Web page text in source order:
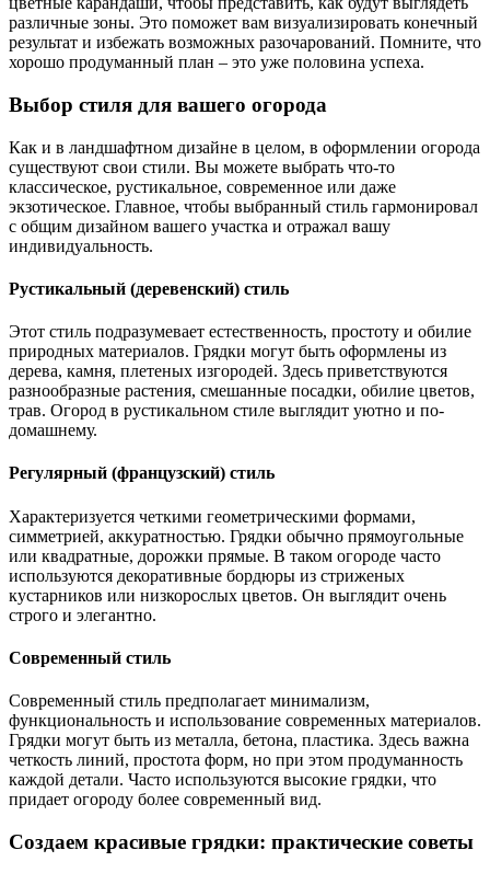
различные зоны. Это поможет вам визуализировать конечный
результат и избежать возможных разочарований. Помните, что
хорошо продуманный план – это уже половина успеха.
Выбор стиля для вашего огорода
Как и в ландшафтном дизайне в целом, в оформлении огорода
существуют свои стили. Вы можете выбрать что-то
классическое, рустикальное, современное или даже
экзотическое. Главное, чтобы выбранный стиль гармонировал
с общим дизайном вашего участка и отражал вашу
индивидуальность.
Рустикальный (деревенский) стиль
Этот стиль подразумевает естественность, простоту и обилие
природных материалов. Грядки могут быть оформлены из
дерева, камня, плетеных изгородей. Здесь приветствуются
разнообразные растения, смешанные посадки, обилие цветов,
трав. Огород в рустикальном стиле выглядит уютно и по-
домашнему.
Регулярный (французский) стиль
Характеризуется четкими геометрическими формами,
симметрией, аккуратностью. Грядки обычно прямоугольные
или квадратные, дорожки прямые. В таком огороде часто
используются декоративные бордюры из стриженых
кустарников или низкорослых цветов. Он выглядит очень
строго и элегантно.
Современный стиль
Современный стиль предполагает минимализм,
функциональность и использование современных материалов.
Грядки могут быть из металла, бетона, пластика. Здесь важна
четкость линий, простота форм, но при этом продуманность
каждой детали. Часто используются высокие грядки, что
придает огороду более современный вид.
Создаем красивые грядки: практические советы